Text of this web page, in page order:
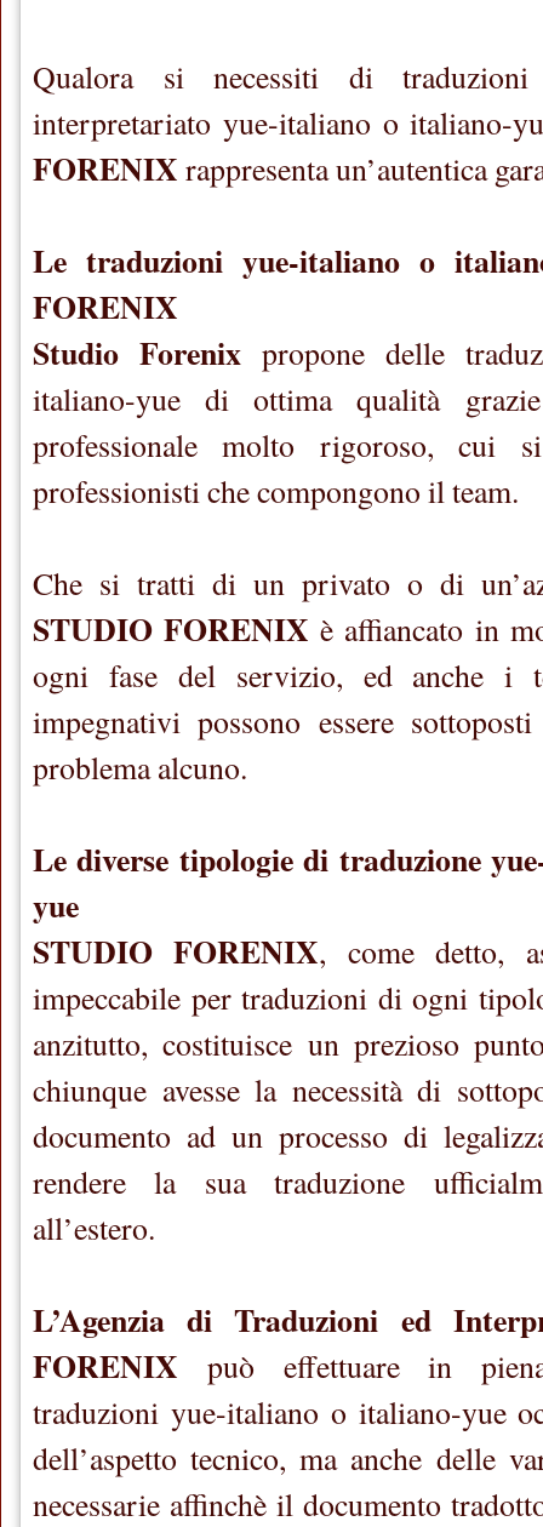
Qualora si necessiti di
interpretariato yue-italiano o italiano-
FORENIX rappresenta un’autentica
Le traduzioni yue-italiano o
FORENIX
Studio Forenix propone delle
italiano-yue di ottima qualità
professionale molto rigoroso, cui
professionisti che compongono il team.
Che si tratti di un privato o di
STUDIO FORENIX è affiancato in
ogni fase del servizio, ed anche i
impegnativi possono essere
problema alcuno.
Le diverse tipologie di traduzione
yue
STUDIO FORENIX, come detto,
impeccabile per traduzioni di ogni
anzitutto, costituisce un prezioso
chiunque avesse la necessità di
documento ad un processo di
rendere la sua traduzione
all’estero.
L’Agenzia di Traduzioni ed
FORENIX può effettuare in
traduzioni yue-italiano o italiano-yue
dell’aspetto tecnico, ma anche delle
necessarie affinchè il documento